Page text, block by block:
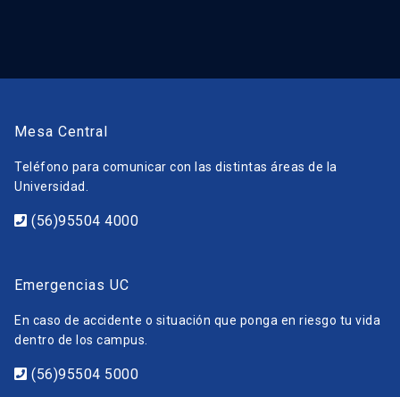
Mesa Central
Teléfono para comunicar con las distintas áreas de la
Universidad.
(56)95504 4000
Emergencias UC
En caso de accidente o situación que ponga en riesgo tu vida
dentro de los campus.
(56)95504 5000